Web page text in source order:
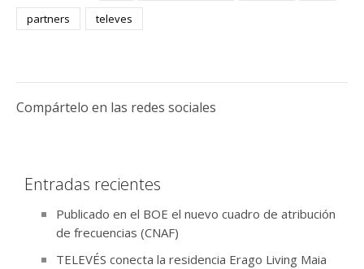
partners
televes
Compártelo en las redes sociales
Entradas recientes
Publicado en el BOE el nuevo cuadro de atribución
de frecuencias (CNAF)
TELEVÉS conecta la residencia Erago Living Maia